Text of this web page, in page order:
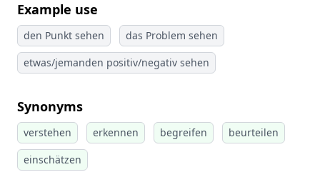
Example use
den Punkt sehen
das Problem sehen
etwas/jemanden positiv/negativ sehen
Synonyms
verstehen erkennen begreifen
beurteilen
einschätzen